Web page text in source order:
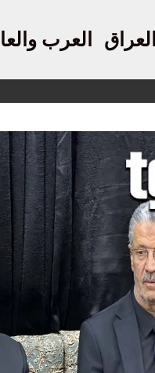
العراق العرب